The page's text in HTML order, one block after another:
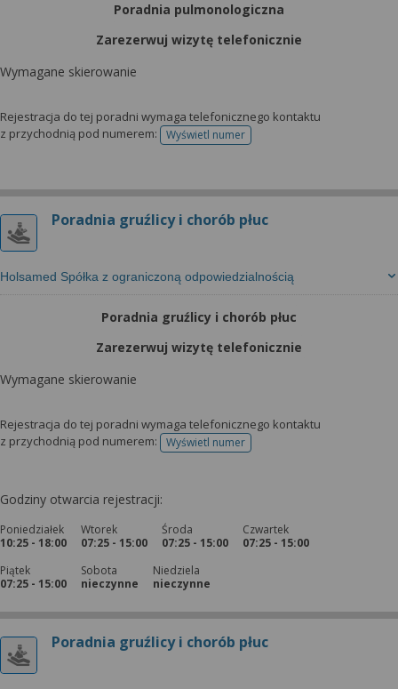
Poradnia pulmonologiczna
Zarezerwuj wizytę telefonicznie
Wymagane skierowanie
Rejestracja do tej poradni wymaga telefonicznego kontaktu
z przychodnią pod numerem:
Wyświetl numertelefonu do rejestracji
Poradnia gruźlicy i chorób płuc
Holsamed Spółka z ograniczoną odpowiedzialnością
Poradnia gruźlicy i chorób płuc
Zarezerwuj wizytę telefonicznie
Wymagane skierowanie
Rejestracja do tej poradni wymaga telefonicznego kontaktu
z przychodnią pod numerem:
Wyświetl numertelefonu do rejestracji
Godziny otwarcia rejestracji:
Poniedziałek
10:25 - 18:00
Wtorek
07:25 - 15:00
Środa
07:25 - 15:00
Czwartek
07:25 - 15:00
Piątek
07:25 - 15:00
Sobota
nieczynne
Niedziela
nieczynne
Poradnia gruźlicy i chorób płuc